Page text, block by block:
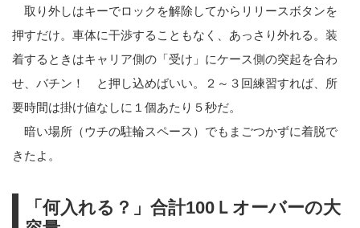
取り外しはキーでロックを解除してからリリースボタンを
押すだけ。車体に干渉することもなく、あっさり外れる。装
着するときはキャリア側の「受け」にケース側の突起を合わ
せ、バチン！ と押し込めばいい。２～３回練習すれば、所
要時間は掛け値なしに１個あたり５秒だ。
暗い場所（ウチの駐輪スペース）でもまごつかずに着脱で
きたよ。
「何入れる？」合計100Ｌオーバーの大